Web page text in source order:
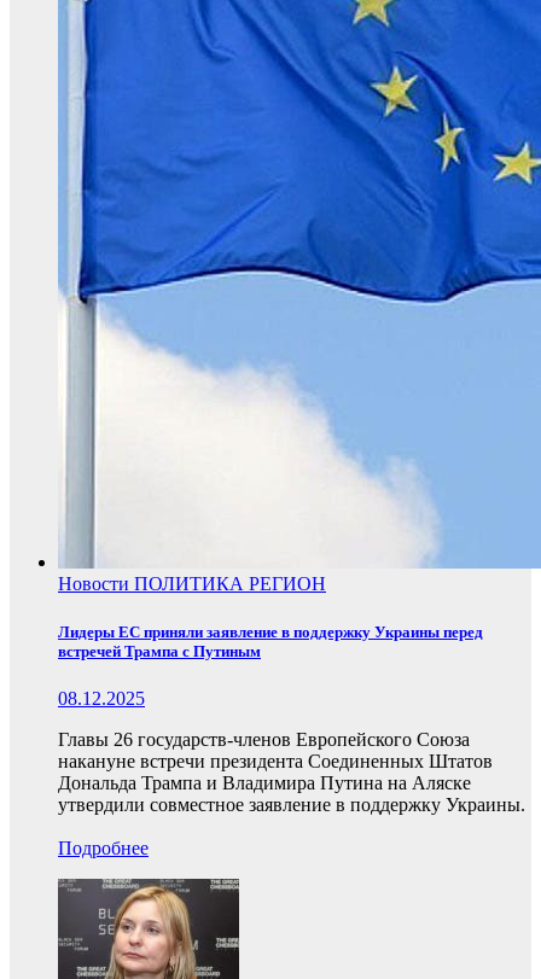
Новости ПОЛИТИКА РЕГИОН
Лидеры ЕС приняли заявление в поддержку Украины перед
встречей Трампа с Путиным
08.12.2025
Главы 26 государств-членов Европейского Союза
накануне встречи президента Соединенных Штатов
Дональда Трампа и Владимира Путина на Аляске
утвердили совместное заявление в поддержку Украины.
Подробнее